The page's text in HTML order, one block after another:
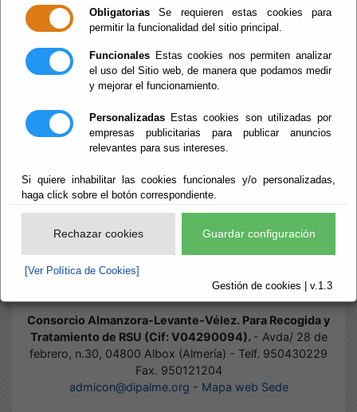
Obligatorias Se requieren estas cookies para
permitir la funcionalidad del sitio principal.
Funcionales Estas cookies nos permiten analizar
el uso del Sitio web, de manera que podamos medir
y mejorar el funcionamiento.
Personalizadas Estas cookies son utilizadas por
empresas publicitarias para publicar anuncios
relevantes para sus intereses.
Si quiere inhabilitar las cookies funcionales y/o personalizadas,
haga click sobre el botón correspondiente.
Rechazar cookies Guardar configuración
[Ver Política de Cookies]
Gestión de cookies | v.1.3
13:04:15
Jue, 6 Agosto 2026
Normas
Consorcio Almanzora-Levante-Vélez. Para Recogida y
Tratamiento de RSU (Cif: V04290094). - Avda/ 28 de
febrero, n.30, 04800 Albox (Almería) - Telf. 950430229
Fax. 950121204
admicon@dipalme.org - Mapa web Sede